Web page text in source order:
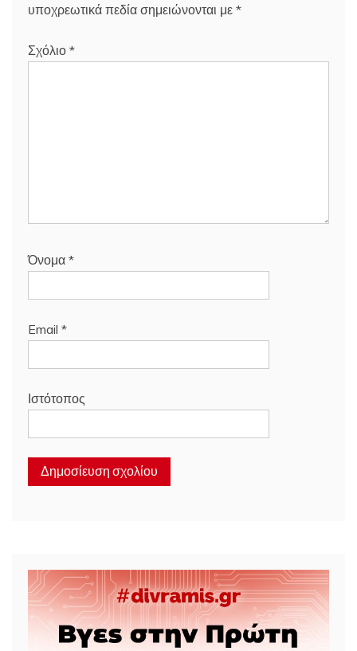
υποχρεωτικά πεδία σημειώνονται με *
Σχόλιο *
Όνομα *
Email *
Ιστότοπος